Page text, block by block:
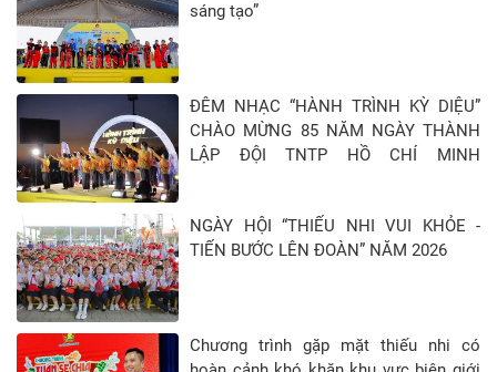
sáng tạo”
ĐÊM NHẠC “HÀNH TRÌNH KỲ DIỆU”
CHÀO MỪNG 85 NĂM NGÀY THÀNH
LẬP ĐỘI TNTP HỒ CHÍ MINH
NGÀY HỘI “THIẾU NHI VUI KHỎE -
TIẾN BƯỚC LÊN ĐOÀN” NĂM 2026
Chương trình gặp mặt thiếu nhi có